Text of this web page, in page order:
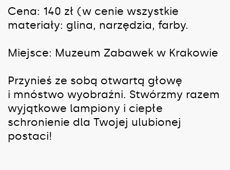
Cena: 140 zł (w cenie wszystkie
materiały: glina, narzędzia, farby.
Miejsce: Muzeum Zabawek w Krakowie
Przynieś ze sobą otwartą głowę
i mnóstwo wyobraźni. Stwórzmy razem
wyjątkowe lampiony i ciepłe
schronienie dla Twojej ulubionej
postaci!